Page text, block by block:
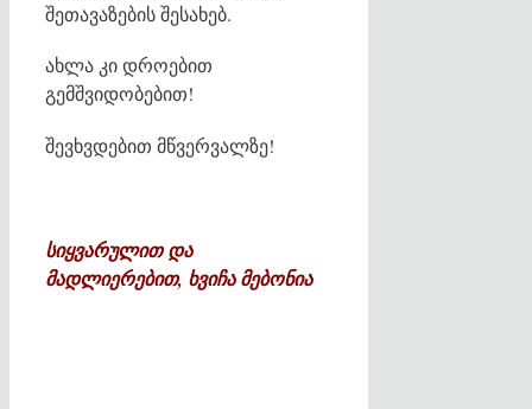
შეთავაზების შესახებ.
ახლა კი დროებით
გემშვიდობებით!
შევხვდებით მწვერვალზე!
სიყვარულით და
მადლიერებით, ხვიჩა მებონია